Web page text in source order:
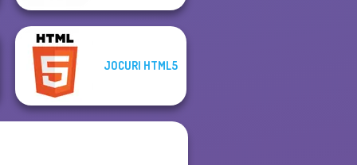
JOCURI HTML5